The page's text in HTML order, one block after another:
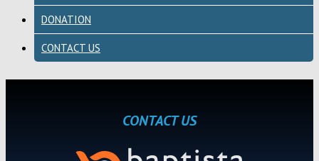
DONATION
CONTACT US
CONTACT US